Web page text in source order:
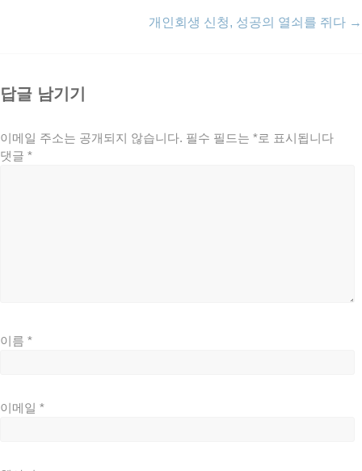
개인회생 신청, 성공의 열쇠를 쥐다 →
답글 남기기
이메일 주소는 공개되지 않습니다. 필수 필드는 *로 표시됩니다
댓글 *
이름 *
이메일 *